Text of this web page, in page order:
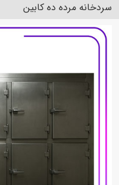
سردخانه مرده ده کابین